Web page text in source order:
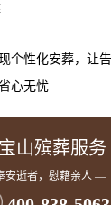
个性化安葬，让
心无忧
山殡葬服务
安逝者，慰藉亲人 —